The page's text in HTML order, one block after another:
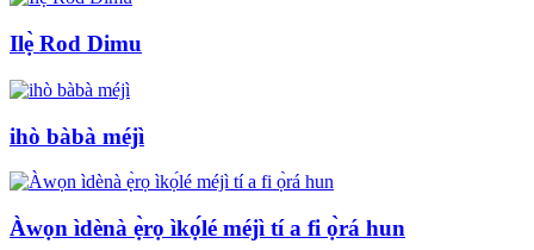
Ilẹ̀ Rod Dimu
ihò bàbà méjì
Àwọn ìdènà ẹ̀rọ ìkọ́lé méjì tí a fi ọ̀rá hun